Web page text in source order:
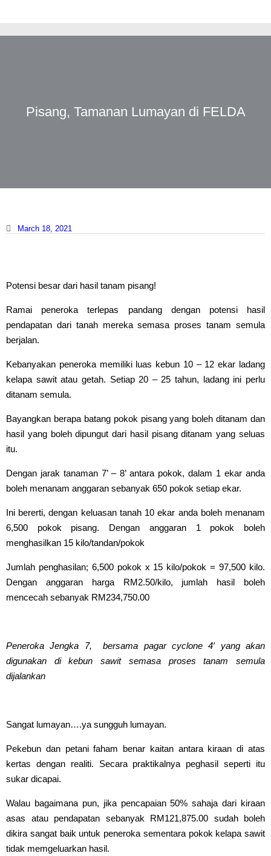
Pisang, Tamanan Lumayan di FELDA
March 18, 2021
Potensi besar dari hasil tanam pisang!
Ramai peneroka terlepas pandang dengan potensi hasil
pendapatan dari tanah mereka semasa proses tanam semula
berjalan.
Kebanyakan peneroka memiliki luas kebun 10 – 12 ekar ladang
kelapa sawit atau getah. Setiap 20 – 25 tahun, ladang ini perlu
ditanam semula.
Bayangkan berapa batang pokok pisang yang boleh ditanam dan
hasil yang boleh dipungut dari hasil pisang ditanam yang seluas
itu.
Dengan jarak tanaman 7’ – 8’ antara pokok, dalam 1 ekar anda
boleh menanam anggaran sebanyak 650 pokok setiap ekar.
Ini bererti, dengan keluasan tanah 10 ekar anda boleh menanam
6,500 pokok pisang. Dengan anggaran 1 pokok boleh
menghasilkan 15 kilo/tandan/pokok
Jumlah penghasilan; 6,500 pokok x 15 kilo/pokok = 97,500 kilo.
Dengan anggaran harga RM2.50/kilo, jumlah hasil boleh
mencecah sebanyak RM234,750.00
Peneroka Jengka 7, bersama pagar cyclone 4′ yang akan
digunakan di kebun sawit semasa proses tanam semula
dijalankan
Sangat lumayan….ya sungguh lumayan.
Pekebun dan petani faham benar kaitan antara kiraan di atas
kertas dengan realiti. Secara praktikalnya peghasil seperti itu
sukar dicapai.
Walau bagaimana pun, jika pencapaian 50% sahaja dari kiraan
asas atau pendapatan sebanyak RM121,875.00 sudah boleh
dikira sangat baik untuk peneroka sementara pokok kelapa sawit
tidak memgeluarkan hasil.